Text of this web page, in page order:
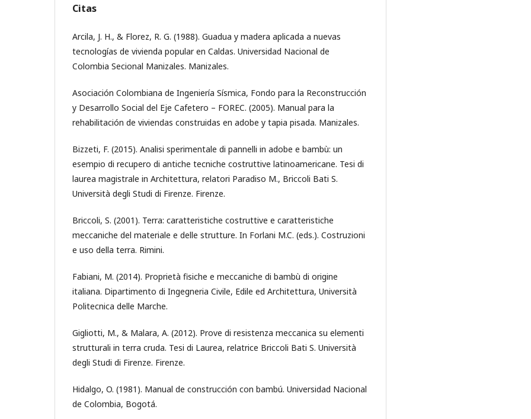
Citas
Arcila, J. H., & Florez, R. G. (1988). Guadua y madera aplicada a nuevas
tecnologías de vivienda popular en Caldas. Universidad Nacional de
Colombia Secional Manizales. Manizales.
Asociación Colombiana de Ingeniería Sísmica, Fondo para la Reconstrucción
y Desarrollo Social del Eje Cafetero – FOREC. (2005). Manual para la
rehabilitación de viviendas construidas en adobe y tapia pisada. Manizales.
Bizzeti, F. (2015). Analisi sperimentale di pannelli in adobe e bambù: un
esempio di recupero di antiche tecniche costruttive latinoamericane. Tesi di
laurea magistrale in Architettura, relatori Paradiso M., Briccoli Bati S.
Università degli Studi di Firenze. Firenze.
Briccoli, S. (2001). Terra: caratteristiche costruttive e caratteristiche
meccaniche del materiale e delle strutture. In Forlani M.C. (eds.). Costruzioni
e uso della terra. Rimini.
Fabiani, M. (2014). Proprietà fisiche e meccaniche di bambù di origine
italiana. Dipartimento di Ingegneria Civile, Edile ed Architettura, Università
Politecnica delle Marche.
Gigliotti, M., & Malara, A. (2012). Prove di resistenza meccanica su elementi
strutturali in terra cruda. Tesi di Laurea, relatrice Briccoli Bati S. Università
degli Studi di Firenze. Firenze.
Hidalgo, O. (1981). Manual de construcción con bambú. Universidad Nacional
de Colombia, Bogotá.